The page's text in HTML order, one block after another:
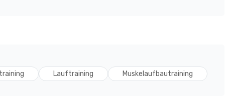
Lauftraining Muskelaufbautraining